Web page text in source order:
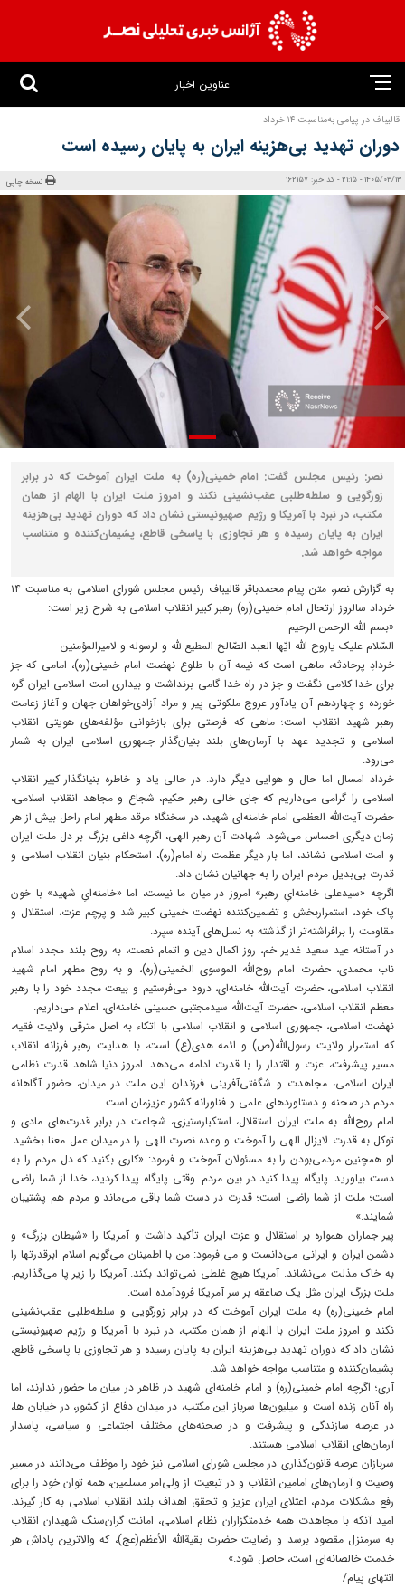
عناوین اخبار
قالیباف در پیامی به‌مناسبت ۱۴ خرداد
دوران تهدید بی‌هزینه ایران به پایان رسیده است
1405/03/13 - 21:15 - کد خبر: 162157 نسخه چاپی
نصر: رئیس مجلس گفت: امام خمینی(ره) به ملت ایران آموخت که در برابر
زورگویی و سلطه‌طلبی عقب‌نشینی نکند و امروز ملت ایران با الهام از همان
مکتب، در نبرد با آمریکا و رژیم صهیونیستی نشان داد که دوران تهدید بی‌هزینه
ایران به پایان رسیده و هر تجاوزی با پاسخی قاطع، پشیمان‌کننده و متناسب
مواجه خواهد شد.
به گزارش نصر، متن پیام محمدباقر قالیباف رئیس مجلس شورای اسلامی به مناسبت ۱۴
خرداد سالروز ارتحال امام خمینی(ره) رهبر کبیر انقلاب اسلامی به شرح زیر است:
«بسم الله الرحمن الرحیم
السّلام علیک یاروح الله ایّها العبد الصّالح المطیع ‌للَّه و لرسوله و لامیرالمؤمنین
خردادِ پرحادثه، ماهی است که نیمه آن با طلوع نهضت امام خمینی(ره)، امامی که جز
برای خدا کلامی نگفت و جز در راه خدا گامی برنداشت و بیداری امت اسلامی ایران گره
خورده و چهاردهم آن یادآور عروج ملکوتی پیر و مراد آزادی‌خواهان جهان و آغاز زعامت
رهبر شهید انقلاب است؛ ماهی که فرصتی برای بازخوانی مؤلفه‌های هویتی انقلاب
اسلامی و تجدید عهد با آرمان‌های بلند بنیان‌گذار جمهوری اسلامی ایران به شمار
می‌رود.
خرداد امسال اما حال و هوایی دیگر دارد. در حالی یاد و خاطره بنیانگذار کبیر انقلاب
اسلامی را گرامی می‌داریم که جای خالی رهبر حکیم، شجاع و مجاهد انقلاب اسلامی،
حضرت آیت‌الله العظمی امام خامنه‌ای شهید، در سخنگاه مرقد مطهر امام راحل بیش از هر
زمان دیگری احساس می‌شود. شهادت آن رهبر الهی، اگرچه داغی بزرگ بر دل ملت ایران
و امت اسلامی نشاند، اما بار دیگر عظمت راه امام(ره)، استحکام بنیان انقلاب اسلامی و
قدرت بی‌بدیل مردم ایران را به جهانیان نشان داد.
اگرچه «سیدعلی خامنه‌ایِ رهبر» امروز در میان ما نیست، اما «خامنه‌ایِ شهید» با خون
پاک خود، استمراربخش و تضمین‌کننده نهضت خمینی کبیر شد و پرچم عزت، استقلال و
مقاومت را برافراشته‌تر از گذشته به نسل‌های آینده سپرد.
در آستانه عید سعید غدیر خم، روز اکمال دین و اتمام نعمت، به روح بلند مجدد اسلام
ناب محمدی، حضرت امام روح‌الله الموسوی الخمینی(ره)، و به روح مطهر امام شهید
انقلاب اسلامی، حضرت آیت‌الله خامنه‌ای، درود می‌فرستیم و بیعت مجدد خود را با رهبر
معظم انقلاب اسلامی، حضرت آیت‌الله سیدمجتبی حسینی خامنه‌ای، اعلام می‌داریم.
نهضت اسلامی، جمهوری اسلامی و انقلاب اسلامی با اتکاء به اصل مترقی ولایت فقیه،
که استمرار ولایت رسول‌الله(ص) و ائمه هدی(ع) است، با هدایت رهبر فرزانه انقلاب
مسیر پیشرفت، عزت و اقتدار را با قدرت ادامه می‌دهد. امروز دنیا شاهد قدرت نظامی
ایران اسلامی، مجاهدت و شگفتی‌آفرینی فرزندان این ملت در میدان، حضور آگاهانه
مردم در صحنه و دستاوردهای علمی و فناورانه کشور عزیزمان است.
امام روح‌الله به ملت ایران استقلال، استکبارستیزی، شجاعت در برابر قدرت‌های مادی و
توکل به قدرت لایزال الهی را آموخت و وعده نصرت الهی را در میدان عمل معنا بخشید.
او همچنین مردمی‌بودن را به مسئولان آموخت و فرمود: «کاری بکنید که دل مردم را به
دست بیاورید. پایگاه پیدا کنید در بین مردم. وقتی پایگاه پیدا کردید، خدا از شما راضی
است؛ ملت از شما راضی است؛ قدرت در دست شما باقی می‌ماند و مردم هم پشتیبان
شمایند.»
پیر جماران همواره بر استقلال و عزت ایران تأکید داشت و آمریکا را «شیطان بزرگ» و
دشمن ایران و ایرانی می‌دانست و می فرمود: من‌ با اطمینان‌ می‌گویم‌ اسلام‌ ابرقدرتها را
به‌ خاک‌ مذلت‌ می‌نشاند. آمریکا هیچ‌ غلطی‌ نمی‌تواند بکند. آمریکا را زیر پا می‌گذاریم‌.
ملت‌ بزرگ‌ ایران‌ مثل‌ یک‌ صاعقه‌ بر سر آمریکا فرودآمده‌ است‌.
امام خمینی(ره) به ملت ایران آموخت که در برابر زورگویی و سلطه‌طلبی عقب‌نشینی
نکند و امروز ملت ایران با الهام از همان مکتب، در نبرد با آمریکا و رژیم صهیونیستی
نشان داد که دوران تهدید بی‌هزینه ایران به پایان رسیده و هر تجاوزی با پاسخی قاطع،
پشیمان‌کننده و متناسب مواجه خواهد شد.
آری؛ اگرچه امام خمینی(ره) و امام خامنه‌ای شهید در ظاهر در میان ما حضور ندارند، اما
راه آنان زنده است و میلیون‌ها سرباز این مکتب، در میدان دفاع از کشور، در خیابان ها،
در عرصه سازندگی و پیشرفت و در صحنه‌های مختلف اجتماعی و سیاسی، پاسدار
آرمان‌های انقلاب اسلامی هستند.
سربازان عرصه قانون‌گذاری در مجلس شورای اسلامی نیز خود را موظف می‌دانند در مسیر
وصیت و آرمان‌های امامین انقلاب و در تبعیت از ولی‌امر مسلمین، همه توان خود را برای
رفع مشکلات مردم، اعتلای ایران عزیز و تحقق اهداف بلند انقلاب اسلامی به کار گیرند.
امید آنکه با مجاهدت همه خدمتگزاران نظام اسلامی، امانت گران‌سنگ شهیدان انقلاب
به سرمنزل مقصود برسد و رضایت حضرت بقیةالله الأعظم(عج)، که والاترین پاداش هر
خدمت خالصانه‌ای است، حاصل شود.»
انتهای پیام/